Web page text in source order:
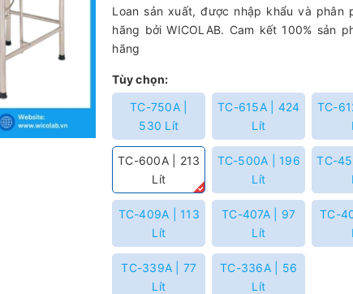
Loan sản xuất, được nhập khẩu và phân
hãng bởi WICOLAB. Cam kết 100% sản
hãng
Tùy chọn:
TC-750A |
530 Lít
TC-615A | 424
Lít
TC-
TC-600A | 213
Lít
TC-500A | 196
Lít
TC-
TC-409A | 113
Lít
TC-407A | 97
Lít
TC-
TC-339A | 77
Lít
TC-336A | 56
Lít